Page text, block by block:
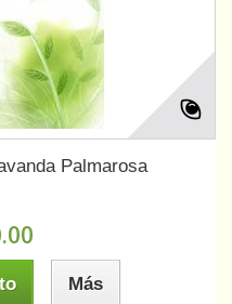
Palmarosa
Más